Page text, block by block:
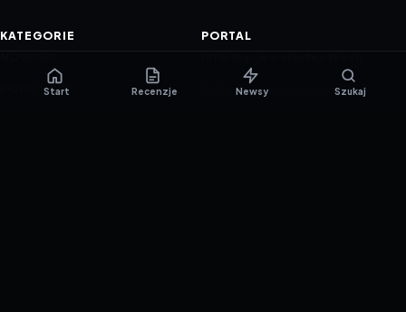
KATEGORIE
PORADNIKI
PORTAL
Polityka prywatności
Start Recenzje Newsy Szukaj